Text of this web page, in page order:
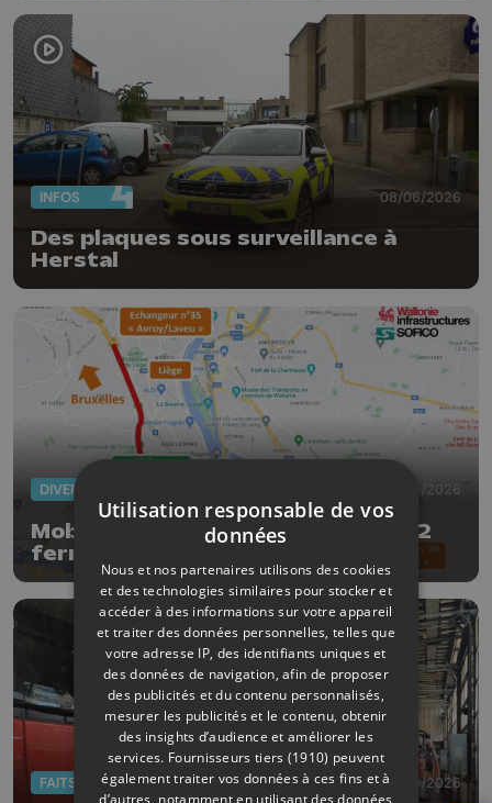
INFOS 08/06/2026
Des plaques sous surveillance à
Herstal
DIVERS 05/06/2026
Mobilité : la liaison E25-E40/A602
fermée 5 nuits pour l’entretien
trimestriel
FAITS DIVERS 05/06/2026
Utilisation responsable de vos
données
Nous et nos partenaires utilisons des cookies
et des technologies similaires pour stocker et
accéder à des informations sur votre appareil
et traiter des données personnelles, telles que
votre adresse IP, des identifiants uniques et
des données de navigation, afin de proposer
des publicités et du contenu personnalisés,
mesurer les publicités et le contenu, obtenir
des insights d’audience et améliorer les
services. Fournisseurs tiers (1910) peuvent
également traiter vos données à ces fins et à
d’autres, notamment en utilisant des données